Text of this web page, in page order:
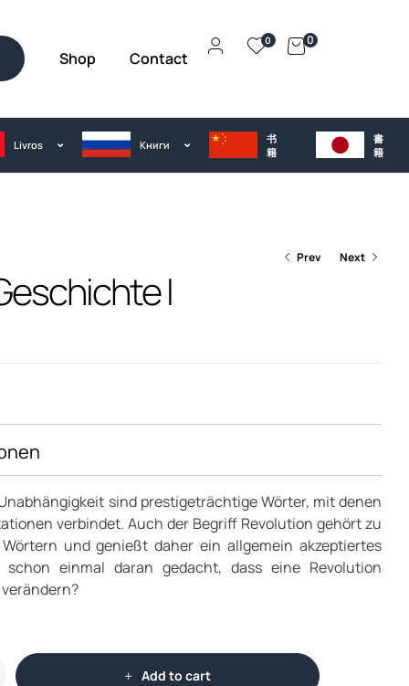
Shop Contact
0 0
Livros Kниги
书
籍
書
籍
Prev Next
I
sind prestigeträchtige Wörter, mit denen
verbindet. Auch der Begriff Revolution gehört zu
und genießt daher ein allgemein akzeptiertes
einmal daran gedacht, dass eine Revolution
Add to cart